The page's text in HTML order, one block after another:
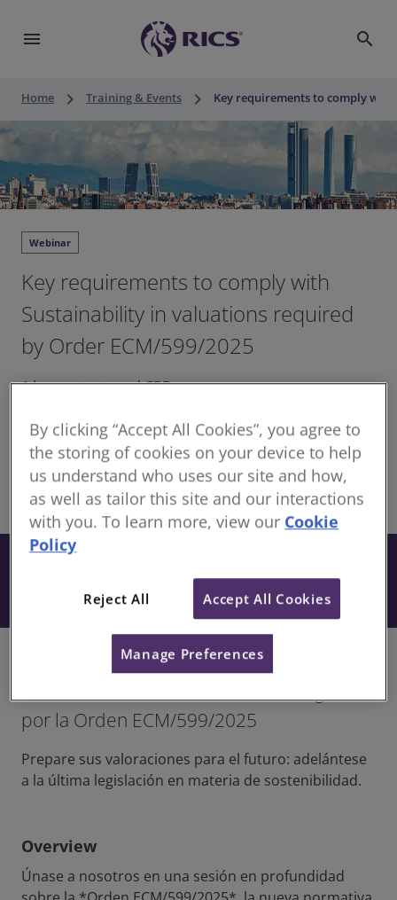
menu search
Home keyboard_arrow_right Training & Events keyboard_arrow_right Key requirements to comply
Webinar
Key requirements to comply with
Sustainability in valuations required
by Order ECM/599/2025
1 hour structured CPD
Grabado 18 Marzo 2026
Language:Spanish
Online share
Free
Included when you have an active
subscription to our CPD Support Pack.
Book
Requisitos clave para poder cumplir con la
por la Orden ECM/599/2025
Prepare sus valoraciones para el futuro: adelántese
a la última legislación en materia de sostenibilidad.
Overview
Únase a nosotros en una sesión en profundidad
By clicking “Accept All Cookies”, you agree to
the storing of cookies on your device to help
us understand who uses our site and how,
as well as tailor this site and our interactions
with you. To learn more, view our Cookie
Policy
Reject All Accept All Cookies
Manage Preferences